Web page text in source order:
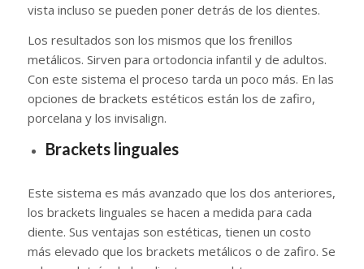
vista incluso se pueden poner detrás de los dientes.
Los resultados son los mismos que los frenillos
metálicos. Sirven para ortodoncia infantil y de adultos.
Con este sistema el proceso tarda un poco más. En las
opciones de brackets estéticos están los de zafiro,
porcelana y los invisalign.
Brackets linguales
Este sistema es más avanzado que los dos anteriores,
los brackets linguales se hacen a medida para cada
diente. Sus ventajas son estéticas, tienen un costo
más elevado que los brackets metálicos o de zafiro. Se